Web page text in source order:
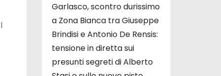
Garlasco, scontro durissimo
a Zona Bianca tra Giuseppe
Brindisi e Antonio De Rensis:
tensione in diretta sui
presunti segreti di Alberto